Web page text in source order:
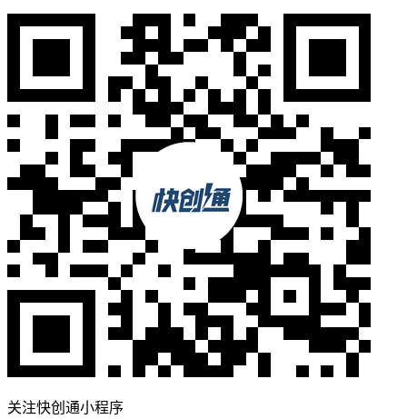
关注快创通小程序